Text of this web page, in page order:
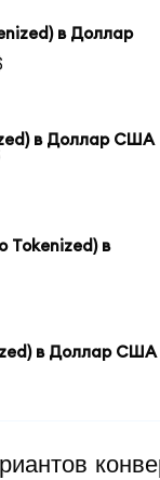
в Доллар
в Доллар США
Tokenized) в
в Доллар США